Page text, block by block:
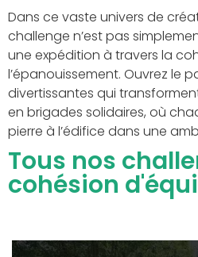
Dans ce vaste univers de
challenge n’est pas
une expédition à travers la
l’épanouissement. Ouvrez le
divertissantes qui
en brigades solidaires, où
pierre à l’édifice dans une
Tous nos
cohésion